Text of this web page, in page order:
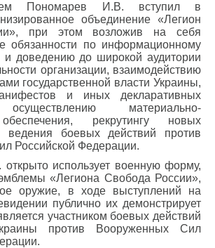
Пономарев И.В. вступил в
объединение «Легион
при этом возложив на себя
обязанности по информационному
доведению до широкой аудитории
организации, взаимодействию
государственной власти Украины,
и иных декларативных
материально-
обеспечения, рекрутингу новых
ведения боевых действий против
Российской Федерации.
использует военную форму,
«Легиона Свобода России»,
оружие, в ходе выступлений на
публично их демонстрирует
участником боевых действий
против Вооруженных Сил